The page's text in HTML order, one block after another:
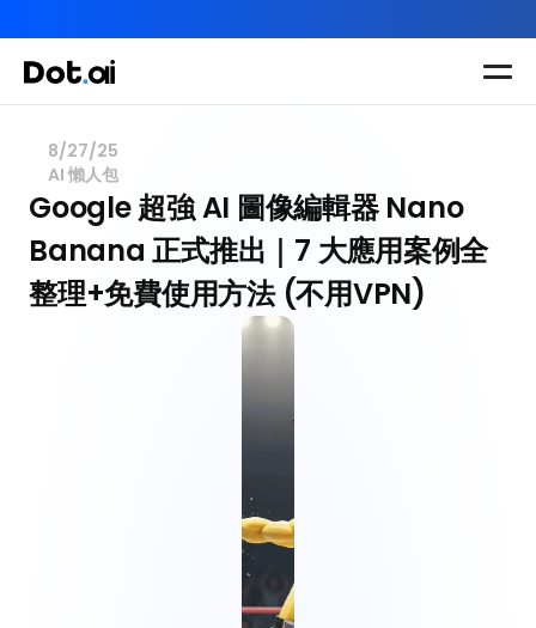
8/27/25
AI 懶人包
Google 超強 AI 圖像編輯器 Nano
Banana 正式推出｜7 大應用案例全
整理+免費使用方法 (不用VPN)
Dot.AI Academy
全港最貼地AI課程
三大恆常課程 主題課程
所有課程
多種專項技能提
升課程
助你全面掌握AI
實用課程
我們有三大課程